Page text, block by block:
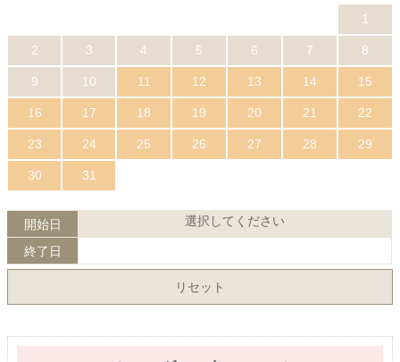
1
2 3 4 5 6 7 8
9 10 11 12 13 14 15
16 17 18 19 20 21 22
23 24 25 26 27 28 29
30 31
開始日 選択してください
終了日
リセット